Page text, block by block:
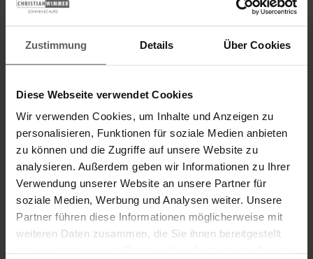
Zustimmung Details Über Cookies
Diese Webseite verwendet Cookies
Wir verwenden Cookies, um Inhalte und Anzeigen zu
personalisieren, Funktionen für soziale Medien anbieten
zu können und die Zugriffe auf unsere Website zu
analysieren. Außerdem geben wir Informationen zu Ihrer
Verwendung unserer Website an unsere Partner für
soziale Medien, Werbung und Analysen weiter. Unsere
Partner führen diese Informationen möglicherweise mit
weiteren Daten zusammen, die Sie ihnen bereitgestellt
charakteristische quadratische Tuchform und bietet
eine perfekte Kombination von modernem Design
und hochwertiger Verschattung – ganz gleich, ob
freistehend oder an der Wand montiert. Die
Kurbelbedienung ermöglicht ein einfaches Ein- und
von Kabeln.
Brillante Extras
Weitere Informationen zu Ausstattungs-
Extras Sonea Sonnensegel